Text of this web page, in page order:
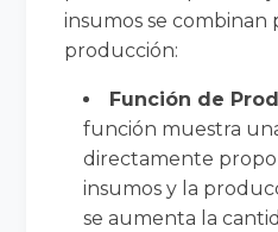
insumos se combinan
producción:
Función de
función muestra
directamente
insumos y la
se aumenta la